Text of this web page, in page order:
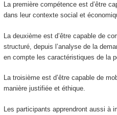
La première compétence est d’être
dans leur contexte social et
La deuxième est d’être capable de
structuré, depuis l’analyse de la
en compte les caractéristiques de la
La troisième est d’être capable de
manière justifiée et éthique.
Les participants apprendront aussi à